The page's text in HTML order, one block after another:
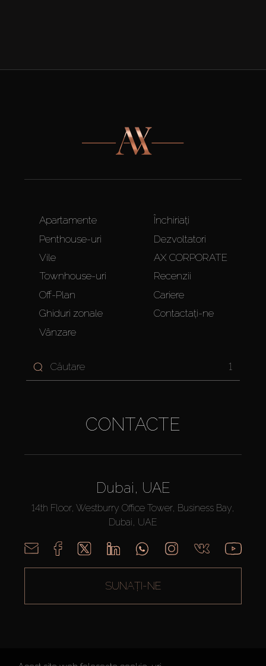
Apartamente
Penthouse-uri
Vile
Townhouse-uri
Off-Plan
Ghiduri zonale
Vânzare
Închiriați
Dezvoltatori
AX CORPORATE
Recenzii
Cariere
Contactați-ne
1
CONTACTE
Dubai, UAE
14th Floor, Westburry Office Tower, Business Bay,
Dubai, UAE
SUNAȚI-NE